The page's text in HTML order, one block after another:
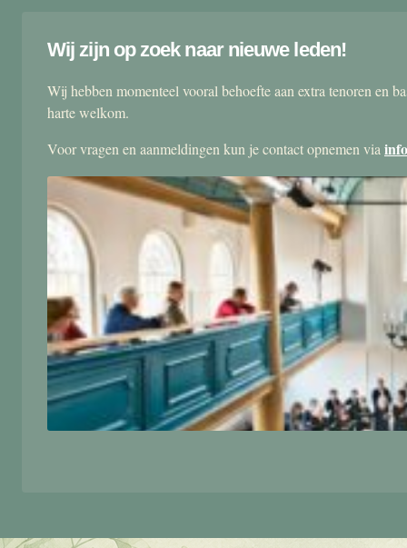
Wij zijn op zoek naar nieuwe leden!
Wij hebben momenteel vooral behoefte aan extra tenoren en
harte welkom.
Voor vragen en aanmeldingen kun je contact opnemen via